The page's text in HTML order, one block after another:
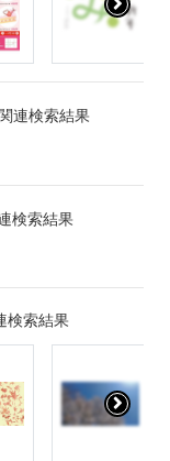
連検索結果
検索結果
検索結果